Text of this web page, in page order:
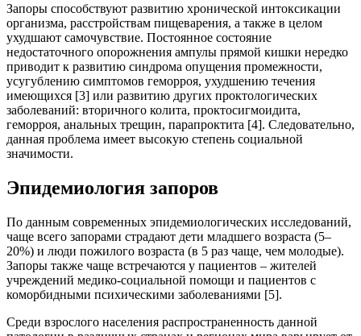
Запоры способствуют развитию хронической интоксикации
организма, расстройствам пищеварения, а также в целом
ухудшают самочувствие. Постоянное состояние
недостаточного опорожнения ампулы прямой кишки нередко
приводит к развитию синдрома опущения промежности,
усугублению симптомов геморроя, ухудшению течения
имеющихся [3] или развитию других проктологических
заболеваний: вторичного колита, проктосигмоидита,
геморроя, анальных трещин, парапроктита [4]. Следовательно,
данная проблема имеет высокую степень социальной
значимости.
Эпидемиология запоров
По данным современных эпидемиологических исследований,
чаще всего запорами страдают дети младшего возраста (5–
20%) и люди пожилого возраста (в 5 раз чаще, чем молодые).
Запоры также чаще встречаются у пациентов – жителей
учреждений медико-социальной помощи и пациентов с
коморбидными психическими заболеваниями [5].
Среди взрослого населения распространенность данной